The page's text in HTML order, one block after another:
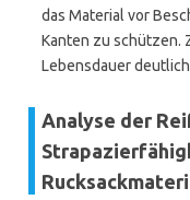
das Material vor
Kanten zu schützen.
Lebensdauer
Analyse der